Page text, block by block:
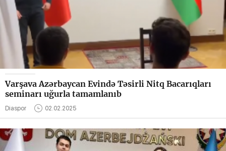
Varşava Azərbaycan Evində Təsirli Nitq Bacarıqları
seminarı uğurla tamamlanıb
Diaspor 02.02.2025